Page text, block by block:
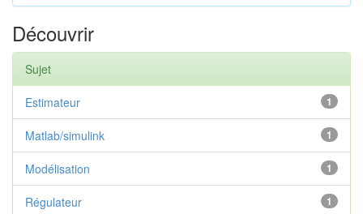
Découvrir
Sujet
1
Estimateur
1
Matlab/simulink
1
Modélisation
1
Régulateur